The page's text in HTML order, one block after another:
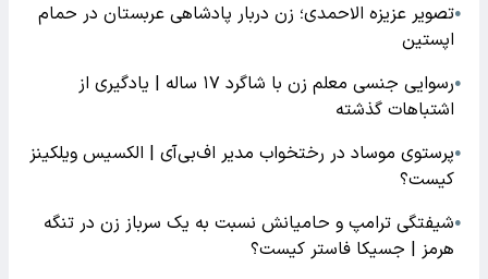
●تصویر عزیزه الاحمدی؛ زن دربار پادشاهی عربستان در حمام
اپستین
●
رسوایی جنسی معلم زن با شاگرد ۱۷ ساله | یادگیری از
اشتباهات گذشته
●پرستوی موساد در رختخواب مدیر اف‌بی‌آی | الکسیس ویلکینز
کیست؟
●شیفتگی ترامپ و حامیانش نسبت به یک سرباز زن در تنگه
هرمز | جسیکا فاستر کیست؟